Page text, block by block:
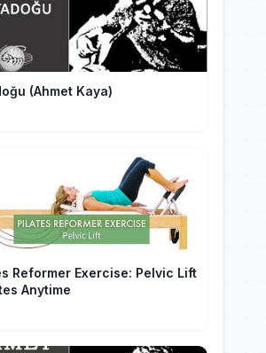
(Ahmet Kaya)
Reformer Exercise: Pelvic Lift
Anytime